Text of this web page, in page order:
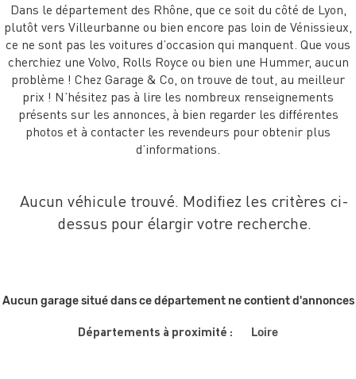
Dans le département des Rhône, que ce soit du côté de Lyon,
plutôt vers Villeurbanne ou bien encore pas loin de Vénissieux,
ce ne sont pas les voitures d’occasion qui manquent. Que vous
cherchiez une Volvo, Rolls Royce ou bien une Hummer, aucun
problème ! Chez Garage & Co, on trouve de tout, au meilleur
prix ! N’hésitez pas à lire les nombreux renseignements
présents sur les annonces, à bien regarder les différentes
photos et à contacter les revendeurs pour obtenir plus
d’informations.
Aucun véhicule trouvé. Modifiez les critères ci-
dessus pour élargir votre recherche.
Aucun garage situé dans ce département ne contient d'annonces
Départements à proximité : Loire